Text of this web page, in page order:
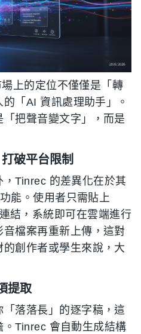
上的定位不僅僅是「轉
「AI 資訊處理助手」。
把聲音變文字」，而是
破平台限制
Tinrec 的差異化在於其
能。使用者只需貼上
結，系統即可在雲端進行
檔案再重新上傳，這對
創作者或學生來說，大
提取
落落長」的逐字稿，這
Tinrec 會自動生成結構